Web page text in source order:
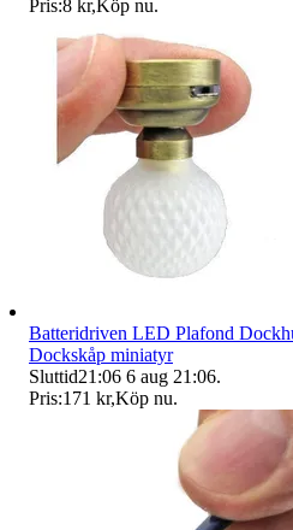
Pris:8 kr,Köp nu.
Batteridriven LED Plafond
Dockskåp miniatyr
Sluttid21:06 6 aug 21:06.
Pris:171 kr,Köp nu.